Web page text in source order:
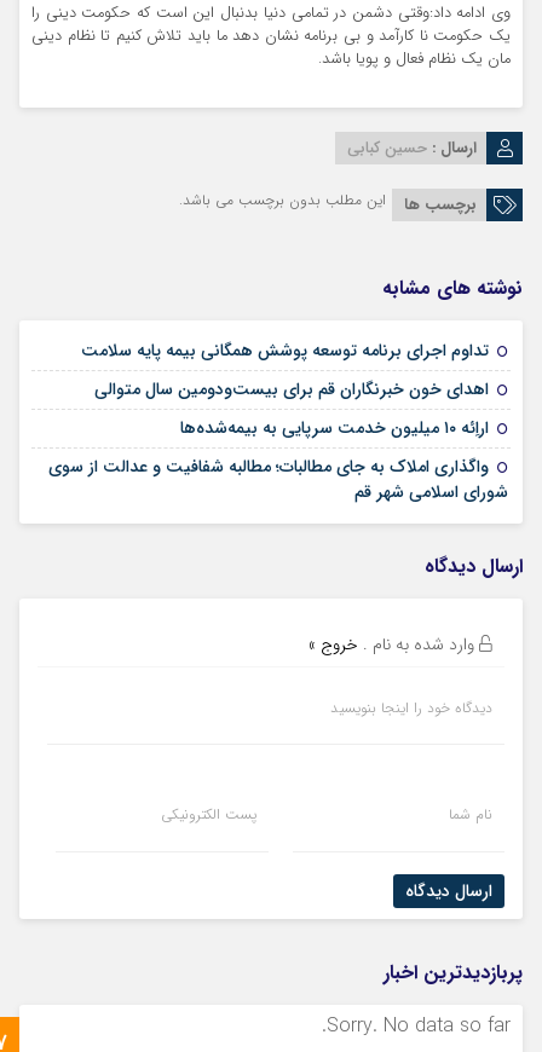
وی ادامه داد:وقتی دشمن در تمامی دنیا بدنبال این است که حکومت دینی را
یک حکومت نا کارآمد و بی برنامه نشان دهد ما باید تلاش کنیم تا نظام دینی
مان یک نظام فعال و پویا باشد.
ارسال : حسین کبابی
برچسب ها این مطلب بدون برچسب می باشد.
نوشته های مشابه
تداوم اجرای برنامه توسعه پوشش همگانی بیمه پایه سلامت
اهدای خون خبرنگاران قم برای بیست‌ودومین سال متوالی
اراِئه ۱۰ میلیون خدمت سرپایی به بیمه‌شده‌ها
واگذاری املاک به جای مطالبات؛ مطالبه شفافیت و عدالت از سوی
شورای اسلامی شهر قم
ارسال دیدگاه
وارد شده به نام . خروج »
دیدگاه خود را اینجا بنویسید
نام شما پست الکترونیکی
ارسال دیدگاه
پربازدیدترین اخبار
Sorry. No data so far.